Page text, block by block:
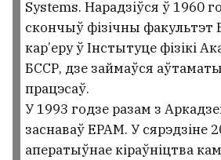
Systems. Нарадзіўся ў 1960
скончыў фізічны
кар’еру ў Інстытуце фізікі
БССР, дзе займаўся
працэсаў.
У 1993 годзе разам з
заснаваў EPAM. У сярэдзіне
аператыўнае кіраўніцтва